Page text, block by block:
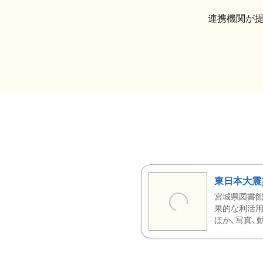
連携機関が
東日本大
宮城県図書
果的な利活
ほか、写真、